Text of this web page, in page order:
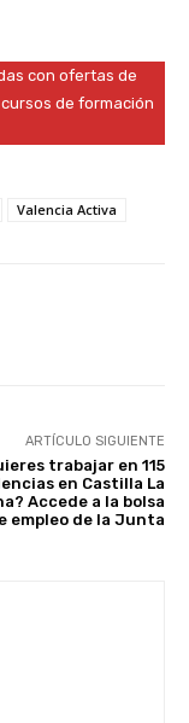
con ofertas de
de formación
Valencia Activa
ARTÍCULO SIGUIENTE
trabajar en 115
en Castilla La
Accede a la bolsa
empleo de la Junta